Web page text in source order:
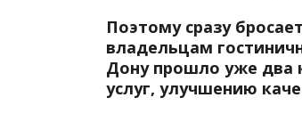
Поэтому сразу
владельцам
Дону прошло уже два
услуг, улучшению